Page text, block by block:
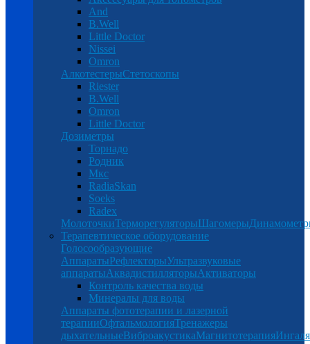
And
B.Well
Little Doctor
Nissei
Omron
АлкотестерыСтетоскопы
Riester
B.Well
Omron
Little Doctor
Дозиметры
Торнадо
Родник
Мкс
RadiaSkan
Soeks
Radex
МолоточкиТерморегуляторыШагомеры
Терапевтическое оборудование
Голосообразующие
АппаратыРефлекторыУльтразвуковые
аппаратыАквадистилляторыАктиваторы
Контроль качества воды
Минералы для воды
Аппараты фототерапии и лазерной
терапииОфтальмологияТренажеры
дыхательныеВиброакустикаМагнитотерапия